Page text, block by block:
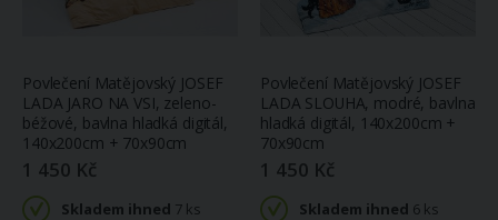
Povlečení Matějovský JOSEF
LADA JARO NA VSI, zeleno-
béžové, bavlna hladká digitál,
140x200cm + 70x90cm
1 450 Kč
Skladem ihned 7 ks
Povlečení Matějovský JOSEF
LADA SLOUHA, modré, bavlna
hladká digitál, 140x200cm +
70x90cm
1 450 Kč
Skladem ihned 6 ks